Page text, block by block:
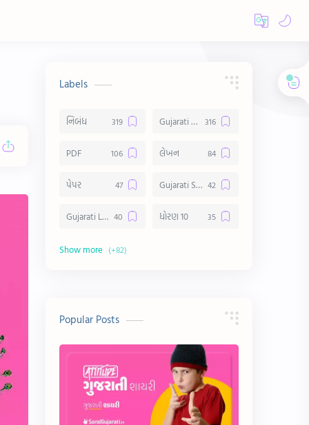
Labels
નિબંધ Gujarati Essay
PDF લેખન
પેપર Gujarati Suvichar
Gujarati Lekhan ધોરણ 10
અર્થ વિસ્તાર
સુવિચાર Gujarati Vyakaran
શાયરી આરતી
અહેવાલ લેખન શુભેચ્છા સંદેશ
Popular Posts